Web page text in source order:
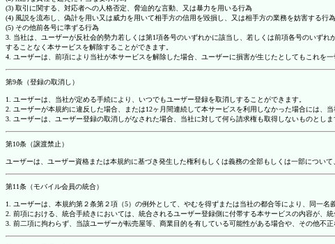
(3) 取引に関する、対応者への人格否定、脅迫的な言動、又は暴力を用いる行為
(4) 風説を流布し、偽計を用い又は威力を用いて相手方の信用を毀損し、又は相手方の業務を妨害する行為
(5) その他前各号に準ずる行為
3. 当社は、ユーザーが反社会的勢力若しくは第1項各号のいずれかに該当し、若しくは前項各号のいず
することなく本サービスを解除することができます。
4. ユーザーは、前項により当社が本サービスを解除した場合、ユーザーに損害が生じたとしてもこれを
第9条（登録の取消し）
1. ユーザーは、当社が定める手続により、いつでもユーザー登録を取消しすることができます。
2. ユーザーが本規約に違反した場合、または12ヶ月間連続して本サービスを利用しなかった場合には、
3. ユーザーは、ユーザー登録の取消しがなされた場合、当社に対して何ら請求権も取得しないものとし
第10条（譲渡禁止）
ユーザーは、ユーザー資格または本規約に基づき発生した権利もしくは義務の全部もしくは一部につい
第11条（モバイル会員の統合）
1. ユーザーは、本規約第２条第２項（5）の例外として、やむを得ずまたは当社の都合等により、同一
2. 前項における、統合手続きにおいては、統合されるユーザー登録側に付帯する本サービスの内容が、
3. 前二項に拘わらず、当該ユーザーが転売屋等、商業目的を有している可能性がある場合や、その他不